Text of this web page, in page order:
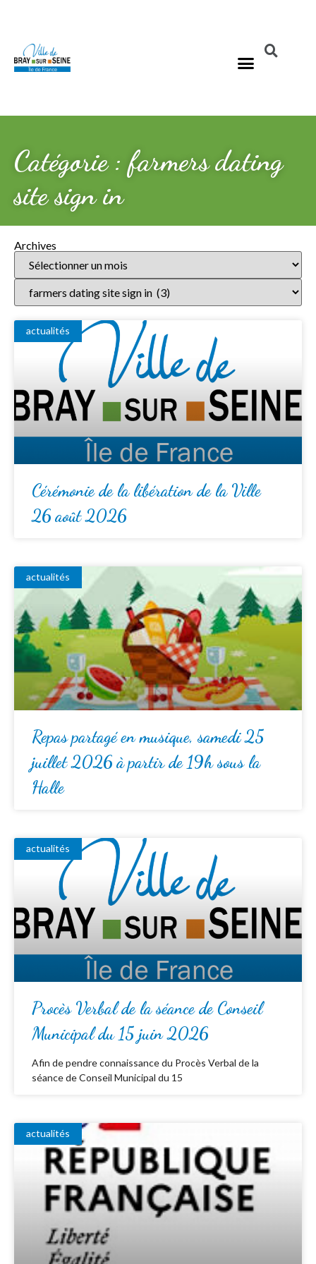
Catégorie : farmers dating
site sign in
Archives
actualités
Cérémonie de la libération de la Ville
26 août 2026
actualités
Repas partagé en musique, samedi 25
juillet 2026 à partir de 19h sous la
Halle
actualités
Procès Verbal de la séance de Conseil
Municipal du 15 juin 2026
Afin de pendre connaissance du Procès Verbal de la
séance de Conseil Municipal du 15
actualités